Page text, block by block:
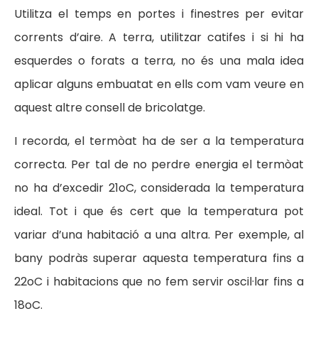
Utilitza el temps en portes i finestres per evitar
corrents d’aire. A terra, utilitzar catifes i si hi ha
esquerdes o forats a terra, no és una mala idea
aplicar alguns embuatat en ells com vam veure en
aquest altre consell de bricolatge.
I recorda, el termòat ha de ser a la temperatura
correcta. Per tal de no perdre energia el termòat
no ha d’excedir 21oC, considerada la temperatura
ideal. Tot i que és cert que la temperatura pot
variar d’una habitació a una altra. Per exemple, al
bany podràs superar aquesta temperatura fins a
22oC i habitacions que no fem servir oscil·lar fins a
18oC.